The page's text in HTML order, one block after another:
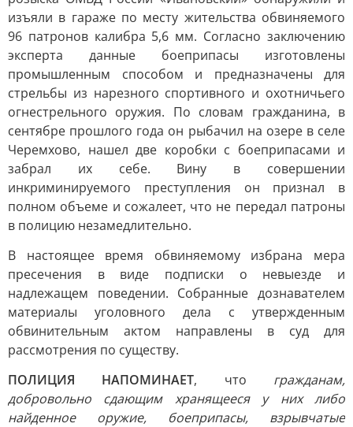
изъяли в гараже по месту жительства обвиняемого
96 патронов калибра 5,6 мм. Согласно заключению
эксперта данные боеприпасы изготовлены
промышленным способом и предназначены для
стрельбы из нарезного спортивного и охотничьего
огнестрельного оружия. По словам гражданина, в
сентябре прошлого года он рыбачил на озере в селе
Черемхово, нашел две коробки с боеприпасами и
забрал их себе. Вину в совершении
инкриминируемого преступления он признал в
полном объеме и сожалеет, что не передал патроны
в полицию незамедлительно.
В настоящее время обвиняемому избрана мера
пресечения в виде подписки о невыезде и
надлежащем поведении. Собранные дознавателем
материалы уголовного дела с утвержденным
обвинительным актом направлены в суд для
рассмотрения по существу.
ПОЛИЦИЯ НАПОМИНАЕТ, что гражданам,
добровольно сдающим хранящееся у них либо
найденное оружие, боеприпасы, взрывчатые